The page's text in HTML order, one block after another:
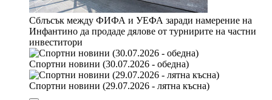
Сблъсък между ФИФА и УЕФА заради намерение на
Инфантино да продаде дялове от турнирите на частни
инвеститори
Спортни новини (30.07.2026 - обедна)
Спортни новини (29.07.2026 - лятна късна)